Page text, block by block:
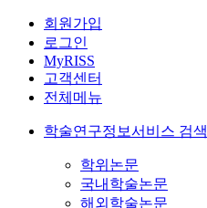
회원가입
로그인
MyRISS
고객센터
전체메뉴
학술연구정보서비스 검색
학위논문
국내학술논문
해외학술논문